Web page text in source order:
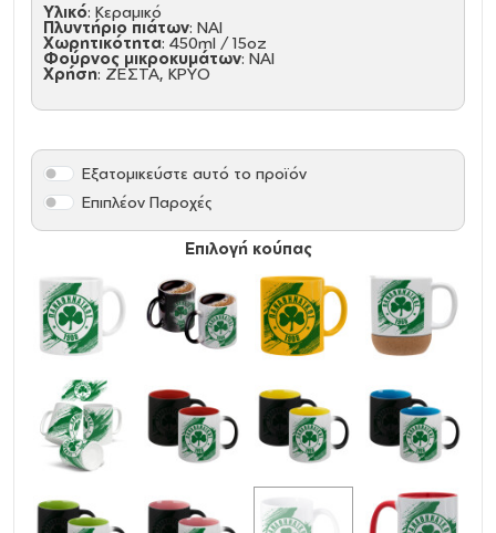
Υλικό: Κεραμικό
Πλυντήριο πιάτων: ΝΑΙ
Χωρητικότητα: 450ml / 15oz
Φούρνος μικροκυμάτων: ΝΑΙ
Χρήση: ΖΕΣΤΑ, ΚΡΥΟ
Επιλογή κούπας
Εξατομικεύστε αυτό το προϊόν
Επιπλέον Παροχές